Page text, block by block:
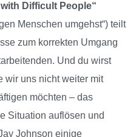
Difficult People“
Menschen umgehst“) teilt
zum korrekten Umgang
Und du wirst
wir uns nicht weiter mit
möchten – das
Situation auflösen und
Johnson einige